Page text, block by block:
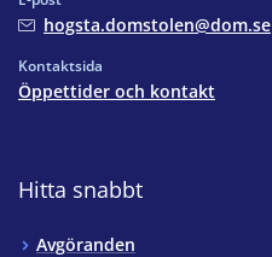
hogsta.domstolen@dom.se
Kontaktsida
Öppettider och kontakt
Hitta snabbt
Avgöranden